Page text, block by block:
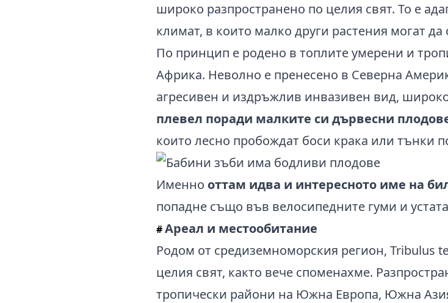
широко разпространено по целия свят. То е
климат, в които малко други растения могат да
По принцип е родено в топлите умерени и
Африка. Неволно е пренесено в Северна
агресивен и издръжлив инвазивен вид,
плевел поради малките си дървесни
които лесно пробождат боси крака или тънки
Именно оттам идва и интересното име на
попадне също във велосипедните гуми и
#Ареал и местообитание
Родом от средиземноморския регион, Tribulus
целия свят, както вече споменахме.
тропически райони на Южна Европа, Южна